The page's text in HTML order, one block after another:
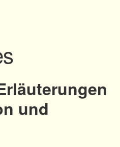
und